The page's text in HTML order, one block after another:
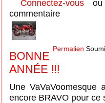
Connectez-vous
commentaire
Permalien
BONNE
ANNÉE !!!
Une
encore BRAVO pour ce